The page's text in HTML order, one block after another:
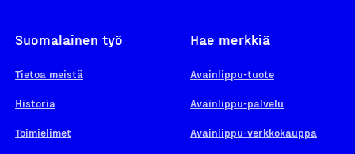
Suomalainen työ
Tietoa meistä
Historia
Toimielimet
Hae merkkiä
Avainlippu-tuote
Avainlippu-palvelu
Avainlippu-verkkokauppa